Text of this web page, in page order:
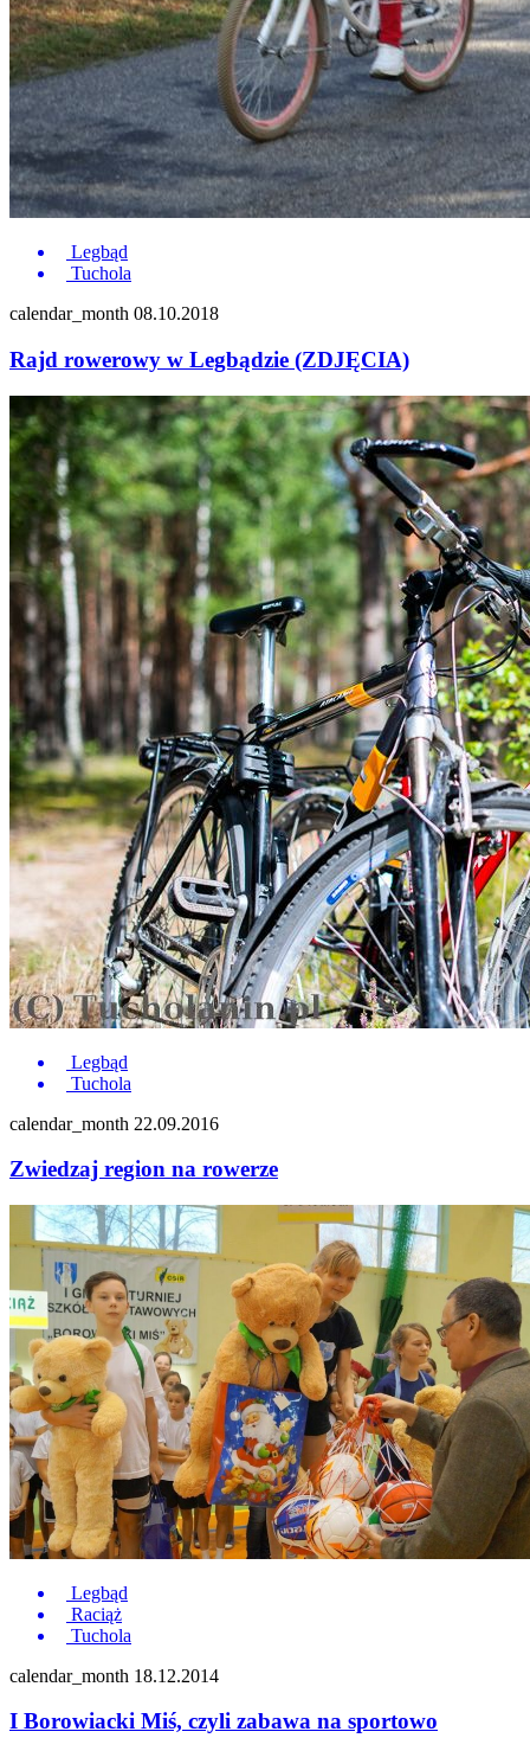
Legbąd
Tuchola
calendar_month 08.10.2018
Rajd rowerowy w Legbądzie (ZDJĘCIA)
Legbąd
Tuchola
calendar_month 22.09.2016
Zwiedzaj region na rowerze
Legbąd
Raciąż
Tuchola
calendar_month 18.12.2014
I Borowiacki Miś, czyli zabawa na sportowo